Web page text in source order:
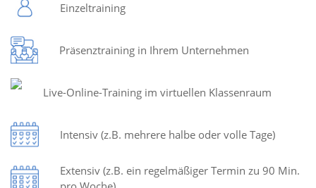
Einzeltraining
Präsenztraining in Ihrem Unternehmen
Live-Online-Training im virtuellen Klassenraum
Intensiv (z.B. mehrere halbe oder volle Tage)
Extensiv (z.B. ein regelmäßiger Termin zu 90 Min.